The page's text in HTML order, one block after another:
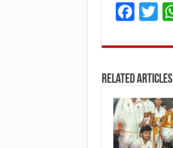
F
ce
o
o
k
T
it
r
Related Articles